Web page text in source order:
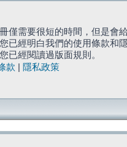
僅需要很短的時間，但是會
已經明白我們的使用條款和
已經閱讀過版面規則。
款
隱私政策